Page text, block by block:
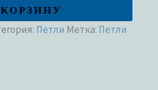
Петли Метка: Петли